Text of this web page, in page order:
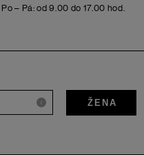
Po – Pá: od 9.00 do 17.00 hod.
i ŽENA